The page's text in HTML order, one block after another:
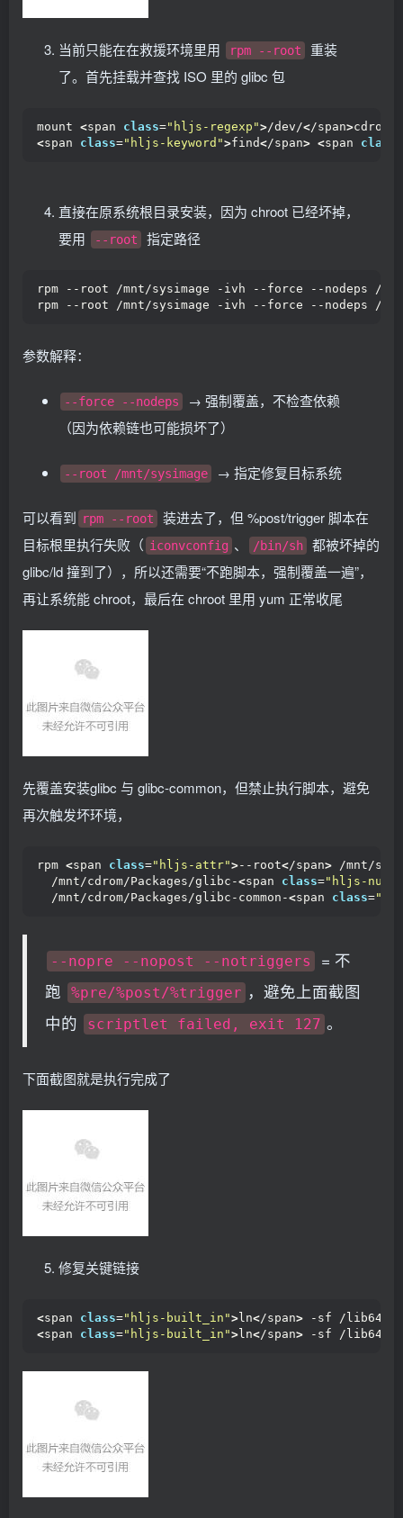
当前只能在在救援环境里用 rpm --root
重装
了。首先挂载并查找 ISO 里的 glibc 包
mount <span class="hljs-regexp">/dev/</span>cdrom
<span class="hljs-keyword">find</span> <span class
直接在原系统根目录安装，因为 chroot 已经坏掉，
要用
--root 指定路径
rpm --root /mnt/sysimage -ivh --force --nodeps /
rpm --root /mnt/sysimage -ivh --force --nodeps /mnt/
参数解释：
--force --nodeps
→ 强制覆盖，不检查依赖
（因为依赖链也可能损坏了）
--root /mnt/sysimage → 指定修复目标系统
可以看到 rpm --root
装进去了，但 %post/trigger 脚本在
目标根里执行失败（ iconvconfig 、 /bin/sh
都被坏掉的
glibc/ld 撞到了），所以还需要“不跑脚本，强制覆盖一遍”，
再让系统能 chroot，最后在 chroot 里用 yum 正常收尾
先覆盖安装glibc 与 glibc-common，但禁止执行脚本，避免
再次触发坏环境，
rpm <span class="hljs-attr">--root</span> /mnt/
  /mnt/cdrom/Packages/glibc-
<span class="hljs-
  /mnt/cdrom/Packages/glibc-common-
<span class=
--nopre --nopost --notriggers
= 不
跑
%pre/%post/%trigger ，避免上面截图
中的
scriptlet failed, exit 127 。
下面截图就是执行完成了
修复关键链接
<span class="hljs-built_in"> ln</span> -sf /lib64/
<span class="hljs-built_in"> ln</span> -sf /lib64/